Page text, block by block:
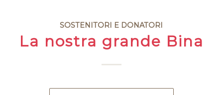
SOSTENITORI E DONATORI
La nostra grande Bina